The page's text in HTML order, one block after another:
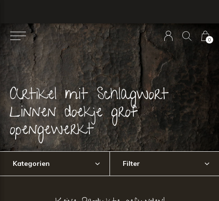
0
Artikel mit Schlagwort
Linnen doekje grof
opengewerkt
Kategorien Filter